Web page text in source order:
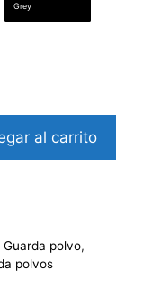
Grey
al carrito
Guarda polvo,
polvos